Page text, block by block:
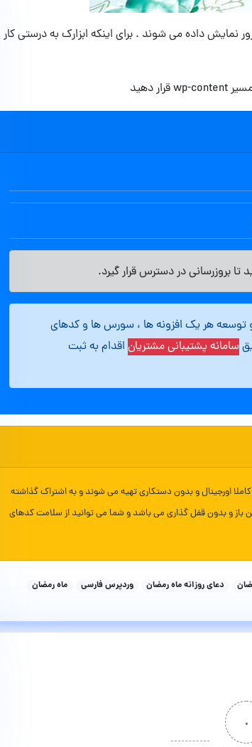
نمایش داده می شوند . برای اینکه ابزارک به درستی کار
تا بروزرسانی در دسترس قرار گیرد.
توسعه هر یک افزونه ها ، سورس ها و کدهای
سامانه پشتیبانی مشتریان اقدام به ثبت
اورجینال و بدون دستکاری تهیه می شوند و به اشتراک گذاشته
و بدون قفل گذاری می باشد و شما می توانید از سلامت کدهای
دعای روزانه ماه رمضان وردپرس فارسی ماه رمضان
۰